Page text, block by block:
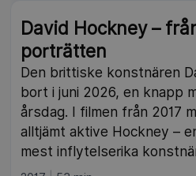
David Hockney –
porträtten
Den brittiske konstnären
bort i juni 2026, en knapp
årsdag. I filmen från 2017
alltjämt aktive Hockney –
mest inflytelserika